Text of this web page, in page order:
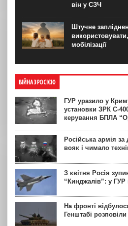
він у СЗЧ
Штучне
мобілізації
ВІЙНА З РОСІЄЮ
ГУР уразило у
установки ЗРК С-
керування БПЛА
Російська армія
вояк і чимало
З квітня Росія
“Кинджалів”: у
На фронті
Генштабі